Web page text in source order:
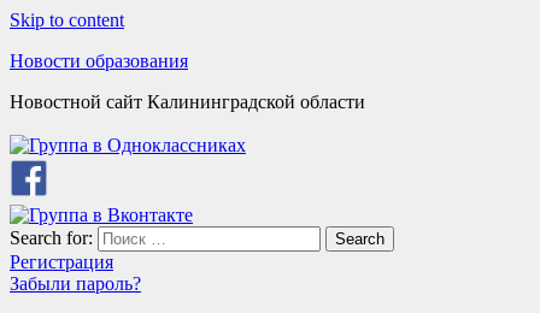
Skip to content
Новости образования
Новостной сайт Калининградской области
Search for: Search
Регистрация
Забыли пароль?